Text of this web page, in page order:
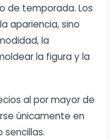
de temporada. Los
apariencia, sino
la
la figura y la
al por mayor de
únicamente en